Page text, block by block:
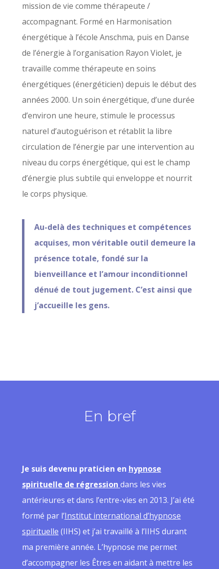
mission de vie comme thérapeute /
accompagnant. Formé en Harmonisation
énergétique à l’école Anschma, puis en Danse
de l’énergie à l’organisation Rayon Violet, je
travaille comme thérapeute en soins
énergétiques (énergéticien) depuis le début des
années 2000. Un soin énergétique, d’une durée
d’environ une heure, stimule le processus
naturel d’autoguérison et rétablit la libre
circulation de l’énergie par une intervention au
niveau du corps énergétique, qui est le champ
d’énergie plus subtile qui enveloppe et nourrit
le corps physique.
Au-delà des techniques et compétences
acquises, mon véritable outil demeure la
présence totale, fondé sur la
bienveillance et l’amour inconditionnel
dénué de tout jugement. C’est ainsi que
j’accueille les gens.
En bref
Je suis devenu praticien en hypnose
spirituelle de régression dans les vies
antérieures et dans l’entre-vies en 2013. J’ai été
formé par l’Institut international d’hypnose
spirituelle (IIHS) et j’ai travaillé à l’IIHS durant
ma première année. L’hypnose me permet
d’accompagner les Êtres en aidant à mettre les